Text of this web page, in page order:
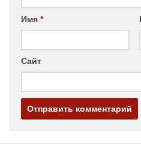
Имя *
Сайт